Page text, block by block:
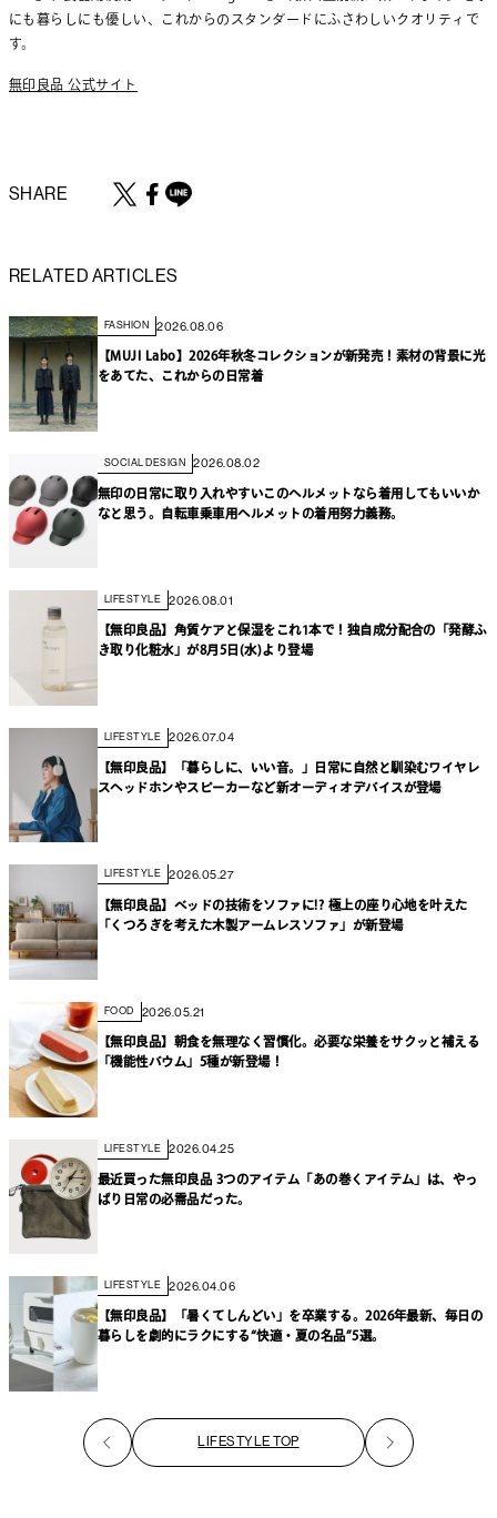
にも暮らしにも優しい、これからのスタンダードにふさわしいクオリティで
す。
無印良品 公式サイト
SHARE
RELATED ARTICLES
FASHION 2026.08.06
【MUJI Labo】2026年秋冬コレクションが新発売！素材の背景に光
をあてた、これからの日常着
SOCIAL DESIGN 2026.08.02
無印の日常に取り入れやすいこのヘルメットなら着用してもいいか
なと思う。自転車乗車用ヘルメットの着用努力義務。
LIFESTYLE 2026.08.01
【無印良品】角質ケアと保湿をこれ1本で！独自成分配合の「発酵ふ
き取り化粧水」が8月5日(水)より登場
LIFESTYLE 2026.07.04
【無印良品】「暮らしに、いい音。」日常に自然と馴染むワイヤレ
スヘッドホンやスピーカーなど新オーディオデバイスが登場
LIFESTYLE 2026.05.27
【無印良品】ベッドの技術をソファに!? 極上の座り心地を叶えた
「くつろぎを考えた木製アームレスソファ」が新登場
FOOD 2026.05.21
【無印良品】朝食を無理なく習慣化。必要な栄養をサクッと補える
「機能性バウム」5種が新登場！
LIFESTYLE 2026.04.25
最近買った無印良品 3つのアイテム「あの巻くアイテム」は、やっ
ぱり日常の必需品だった。
LIFESTYLE 2026.04.06
【無印良品】「暑くてしんどい」を卒業する。2026年最新、毎日の
暮らしを劇的にラクにする“快適・夏の名品”5選。
LIFESTYLE TOP